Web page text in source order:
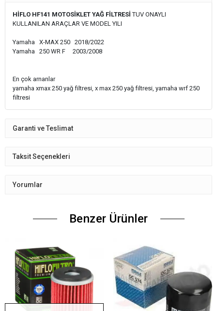
HİFLO HF141 MOTOSİKLET YAĞ FİLTRESİTUV ONAYLI
KULLANILAN ARAÇLAR VE MODEL YILI
Yamaha X-MAX 250 2018/2022
Yamaha 250 WR F 2003/2008
En çok arnanlar
yamaha xmax 250 yağ filtresi, x max 250 yağ filtresi, yamaha wrf 250
filtresi
Garanti ve Teslimat
Taksit Seçenekleri
Yorumlar
Benzer Ürünler